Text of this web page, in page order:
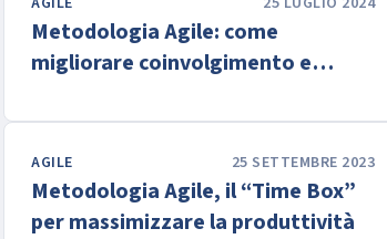
Metodologia Agile: come
migliorare coinvolgimento e
AGILE 25 SETTEMBRE 2023
Metodologia Agile, il “Time Box”
per massimizzare la produttività